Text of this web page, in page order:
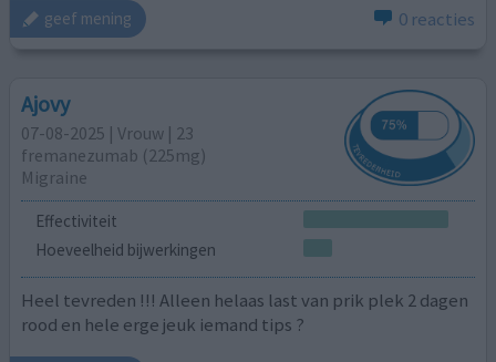
geef mening 0 reacties
Ajovy
07-08-2025 | Vrouw | 23
fremanezumab (225mg)
Migraine
Effectiviteit
Hoeveelheid bijwerkingen
Heel tevreden !!! Alleen helaas last van prik plek 2 dagen
rood en hele erge jeuk iemand tips ?